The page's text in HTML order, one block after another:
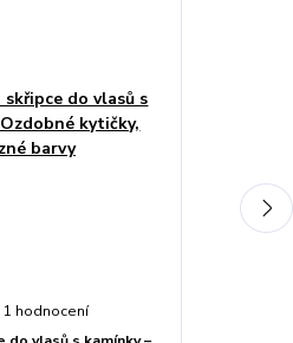
1 hodnocení